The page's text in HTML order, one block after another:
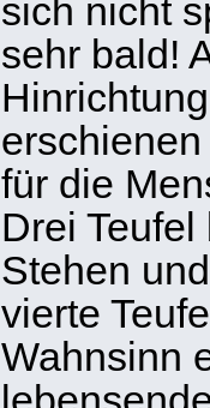
sich nicht
sehr bald!
für die
Drei
Stehen
vierte
Wahnsinn